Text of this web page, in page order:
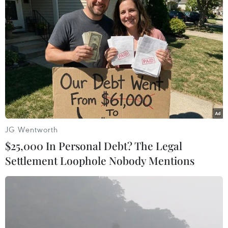
TIN LIÊN QUAN
Vụ đâm xe tải ở Đức: Anis Amri nhiều khả
năng chính là thủ phạm
JG Wentworth
$25,000 In Personal Debt? The Legal
Settlement Loophole Nobody Mentions